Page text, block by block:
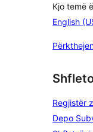
Kjo temë
English
Regjistër
Depo